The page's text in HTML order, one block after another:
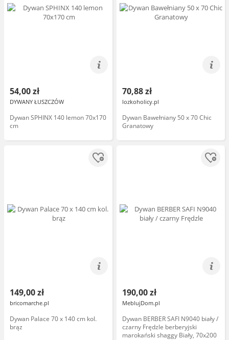
54,00 zł
DYWANY ŁUSZCZÓW
Dywan SPHINX 140 lemon 70x170
cm
70,88 zł
lozkoholicy.pl
Dywan Bawełniany 50 x 70 Chic
Granatowy
149,00 zł
bricomarche.pl
Dywan Palace 70 x 140 cm kol.
brąz
190,00 zł
MeblujDom.pl
Dywan BERBER SAFI N9040 biały /
czarny Frędzle berberyjski
marokański shaggy Biały, 70x200